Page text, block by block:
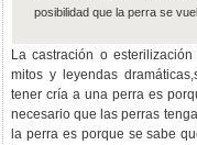
posibilidad que la perra se
La castración o
mitos y leyendas
tener cría a una perra es
necesario que las perras
la perra es porque se sabe